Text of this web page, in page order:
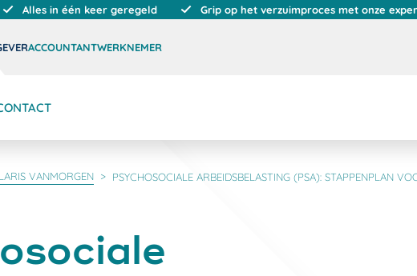
Alles in één keer geregeld Grip op het verzuimproces met onze
ACCOUNTANTWERKNEMER
VANMORGEN PSYCHOSOCIALE ARBEIDSBELASTING (PSA): STAPPENPLAN